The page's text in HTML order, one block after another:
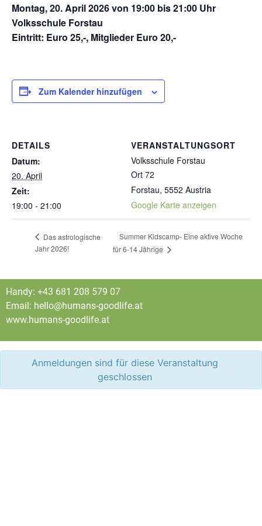
Montag, 20. April 2026 von 19:00 bis 21:00 Uhr
Volksschule Forstau
Eintritt: Euro 25,-, Mitglieder Euro 20,-
Zum Kalender hinzufügen
DETAILS
Datum:
20. April
Zeit:
19:00 - 21:00
VERANSTALTUNGSORT
Volksschule Forstau
Ort 72
Forstau, 5552 Austria
Google Karte anzeigen
Das astrologische
Jahr 2026!
Summer Kidscamp- Eine aktive Woche
für 6-14 Jährige
Handy: +43 681 208 579 07
Email: hello@humans-goodlife.at
www.humans-goodlife.at
Anmeldungen sind für diese Veranstaltung
geschlossen